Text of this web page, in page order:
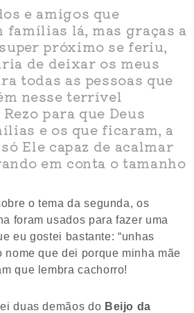
e amigos que
famílias lá, mas graças a
próximo se feriu,
de deixar os meus
todas as pessoas que
nesse terrível
para que Deus
e os que ficaram, a
Ele capaz de acalmar
em conta o tamanho
o tema da segunda, os
foram usados para fazer uma
eu gostei bastante: “unhas
nome que dei porque minha mãe
que lembra cachorro!
duas demãos do Beijo da